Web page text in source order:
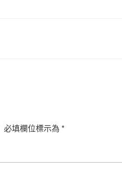
必填欄位標示為 *